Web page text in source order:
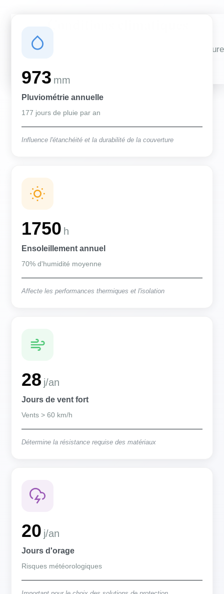
Des conditions qui influencent vos travaux de couverture
973 mm
Pluviométrie annuelle
177 jours de pluie par an
Influence l'étanchéité et la durabilité de la couverture
1750 h
Ensoleillement annuel
70% d'humidité moyenne
Affecte les performances thermiques et l'isolation
28 j/an
Jours de vent fort
Vents > 60 km/h
Détermine la résistance requise des matériaux
20 j/an
Jours d'orage
Risques météorologiques